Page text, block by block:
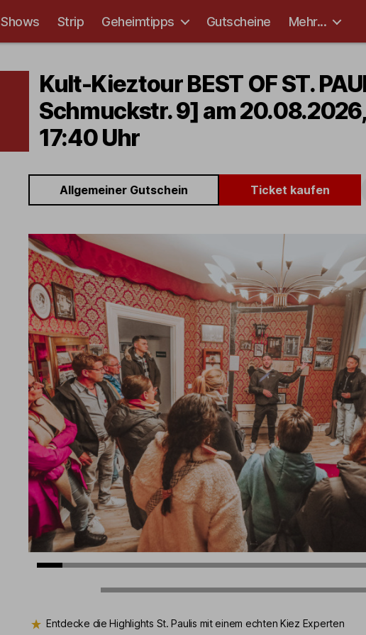
Shows Strip Geheimtipps Gutscheine Mehr...
Kult-Kieztour BEST OF ST.
Schmuckstr. 9] am
17:40 Uhr
Allgemeiner Gutschein Ticket kaufen
Entdecke die Highlights St. Paulis mit einem echten Kiez Experten